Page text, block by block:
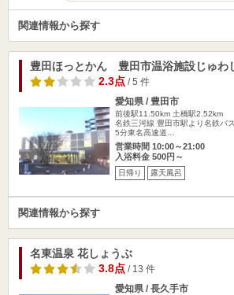
関連情報から探す
豊田ほっとかん 豊田市温浴施設じゅわ
2.3点/ 5 件
愛知県 / 豊田市
前後駅11.50km 土橋駅2.52km
名鉄三河線 豊田市駅より名鉄バ
5分東名高速道…
営業時間 10:00～21:00
入浴料金 500円～
日帰り 露天風呂
関連情報から探す
名東温泉 花しょうぶ
3.8点/ 13 件
愛知県 / 長久手市